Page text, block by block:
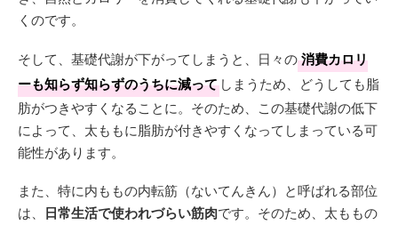
くのです。
そして、基礎代謝が下がってしまうと、日々の消費カロリ
ーも知らず知らずのうちに減って しまうため、どうしても脂
肪がつきやすくなることに。そのため、この基礎代謝の低下
によって、太ももに脂肪が付きやすくなってしまっている可
能性があります。
また、特に内ももの内転筋（ないてんきん）と呼ばれる部位
は、 日常生活で使われづらい筋肉です。そのため、太ももの